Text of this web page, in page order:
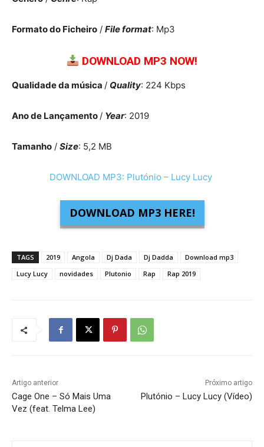
Formato do Ficheiro / File format: Mp3
DOWNLOAD MP3 NOW!
Qualidade da música / Quality: 224 Kbps
Ano de Lançamento / Year: 2019
Tamanho / Size: 5,2 MB
DOWNLOAD MP3: Plutónio – Lucy Lucy
DOWNLOAD MP3 HERE!
TAGS 2019 Angola Dj Dada Dj Dadda
Download mp3
Lucy Lucy
novidades Plutonio Rap Rap 2019
Artigo anterior
Cage One – Só Mais Uma
Vez (feat. Telma Lee)
Próximo artigo
Plutónio – Lucy Lucy (Vídeo)